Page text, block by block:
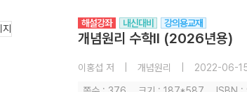
해설강좌 내신대비 강의용교재
개념원리 수학II (2026년용)
이홍섭 저 개념원리 2022-06-